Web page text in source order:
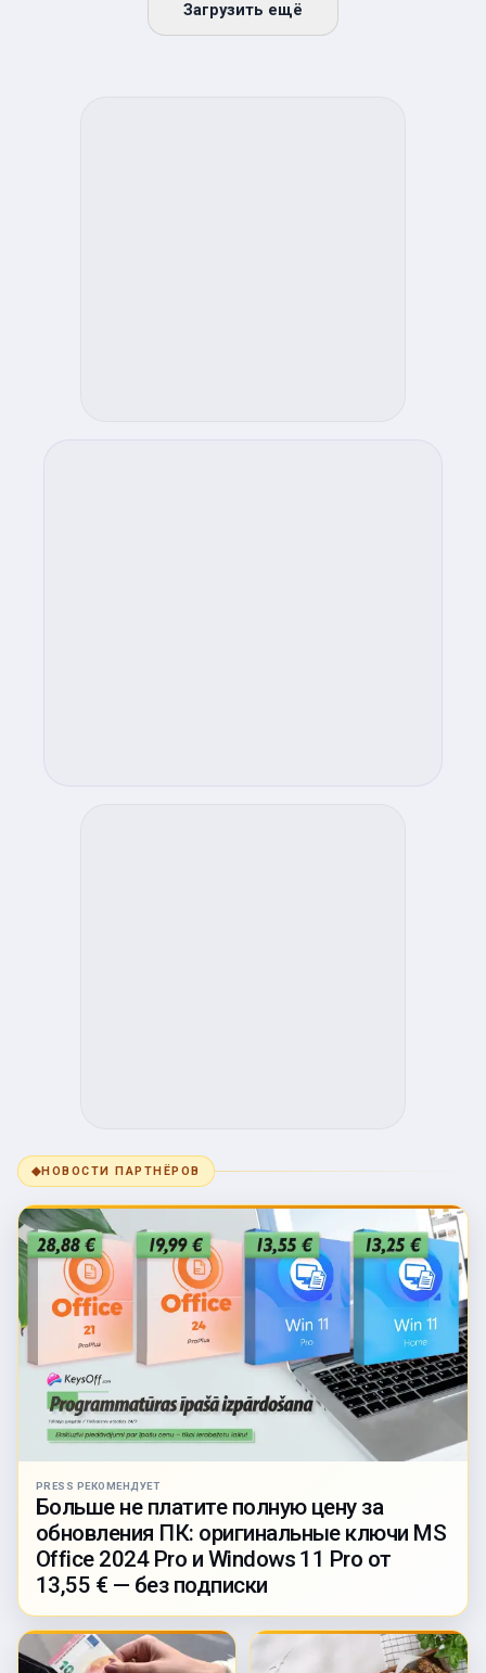
Загрузить ещё
◆НОВОСТИ ПАРТНЁРОВ
PRESS РЕКОМЕНДУЕТ
Больше не платите полную цену за
обновления ПК: оригинальные ключи MS
Office 2024 Pro и Windows 11 Pro от
13,55 € — без подписки